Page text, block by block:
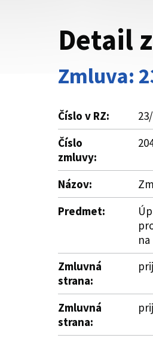
Detail
Zmluva:
Číslo v RZ:
Číslo
zmluvy:
Názov:
Predmet:
Zmluvná
strana:
Zmluvná
strana: